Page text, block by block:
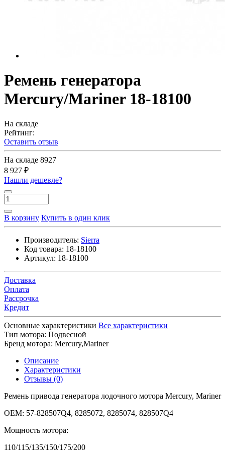
Ремень генератора
Mercury/Mariner 18-18100
На складе
Рейтинг:
Оставить отзыв
На складе 8927
8 927 ₽
Нашли дешевле?
В корзину Купить в один клик
Производитель: Sierra
Код товара: 18-18100
Артикул: 18-18100
Доставка
Оплата
Рассрочка
Кредит
Основные характеристики Все характеристики
Тип мотора: Подвесной
Бренд мотора: Mercury,Mariner
Описание
Характеристики
Отзывы (0)
Ремень привода генератора лодочного мотора Mercury, Mariner
OEM: 57-828507Q4, 8285072, 8285074, 828507Q4
Мощность мотора:
110/115/135/150/175/200